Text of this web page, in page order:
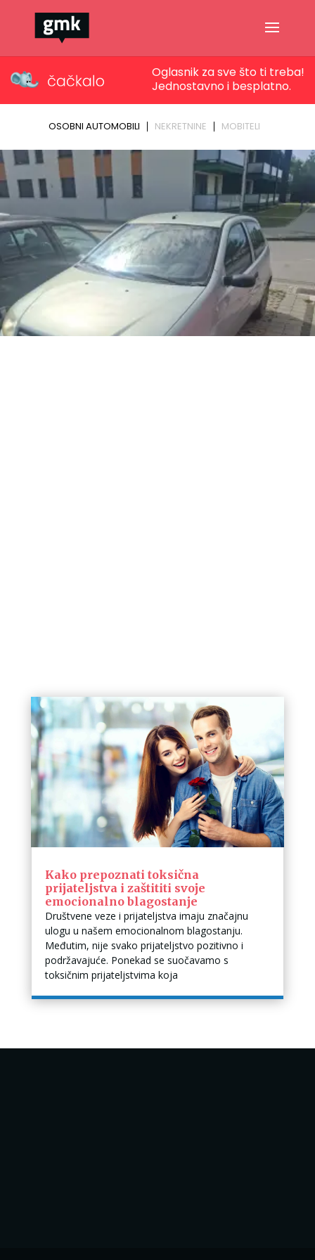
Kako prepoznati toksična
prijateljstva i zaštititi svoje
emocionalno blagostanje
Društvene veze i prijateljstva imaju značajnu
ulogu u našem emocionalnom blagostanju.
Međutim, nije svako prijateljstvo pozitivno i
podržavajuće. Ponekad se suočavamo s
toksičnim prijateljstvima koja